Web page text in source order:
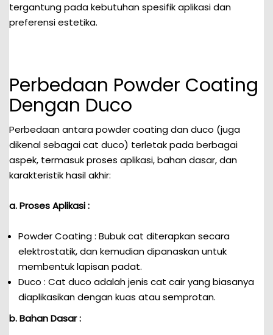
tergantung pada kebutuhan spesifik aplikasi dan
preferensi estetika.
Perbedaan Powder Coating
Dengan Duco
Perbedaan antara powder coating dan duco (juga
dikenal sebagai cat duco) terletak pada berbagai
aspek, termasuk proses aplikasi, bahan dasar, dan
karakteristik hasil akhir:
a. Proses Aplikasi :
Powder Coating : Bubuk cat diterapkan secara
elektrostatik, dan kemudian dipanaskan untuk
membentuk lapisan padat.
Duco : Cat duco adalah jenis cat cair yang biasanya
diaplikasikan dengan kuas atau semprotan.
b. Bahan Dasar :